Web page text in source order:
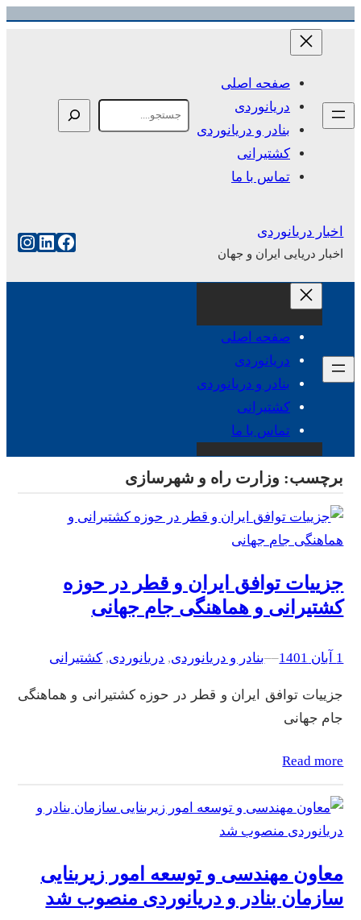
رفتن
صفحه اصلی
دریانوردی
بنادر و دریانوردی
کشتیرانی
تماس با ما
اخبار دریانوردی
اخبار دریایی ایران و جهان
فیس‌بوک
صفحه اصلی
دریانوردی
بنادر و دریانوردی
کشتیرانی
تماس با ما
برچسب: وزارت راه و شهرسازی
جزییات توافق ایران و قطر در حوزه
کشتیرانی و هماهنگی جام جهانی
1 آبان 1401 –
–بنادر و دریانوردی, دریانوردی, کشتیرانی
جزییات توافق ایران و قطر در حوزه کشتیرانی و هماهنگی
جام جهانی
Read more
معاون مهندسی و توسعه امور زیربنایی
سازمان بنادر و دریانوردی منصوب شد